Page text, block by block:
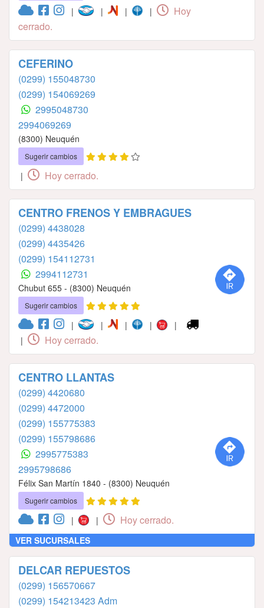
| | | |
Hoy
cerrado.
CEFERINO
(0299) 155048730
(0299) 154069269
2995048730
2994069269
(8300) Neuquén
Sugerir cambios
| Hoy cerrado.
CENTRO FRENOS Y EMBRAGUES
(0299) 4438028
(0299) 4435426
(0299) 154112731
2994112731
Chubut 655 - (8300) Neuquén
Sugerir cambios
| | | |
|
|
Hoy cerrado.
CENTRO LLANTAS
(0299) 4420680
(0299) 4472000
(0299) 155775383
(0299) 155798686
2995775383
2995798686
Félix San Martín 1840 - (8300) Neuquén
Sugerir cambios
| | Hoy cerrado.
VER SUCURSALES
DELCAR REPUESTOS
(0299) 156570667
(0299) 154213423 Adm